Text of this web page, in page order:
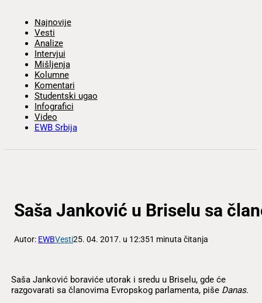
Najnovije
Vesti
Analize
Intervjui
Mišljenja
Kolumne
Komentari
Studentski ugao
Infografici
Video
EWB Srbija
Saša Janković u Briselu sa
Autor: EWBVesti25. 04. 2017. u 12:351 minuta čitanja
Saša Janković boraviće utorak i sredu u Briselu, gde će
razgovarati sa članovima Evropskog parlamenta, piše Danas.